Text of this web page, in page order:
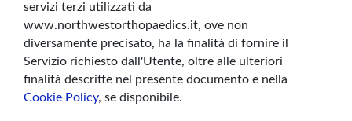
servizi terzi utilizzati da
www.northwestorthopaedics.it, ove non
diversamente precisato, ha la finalità di fornire il
Servizio richiesto dall'Utente, oltre alle ulteriori
finalità descritte nel presente documento e nella
Cookie Policy, se disponibile.